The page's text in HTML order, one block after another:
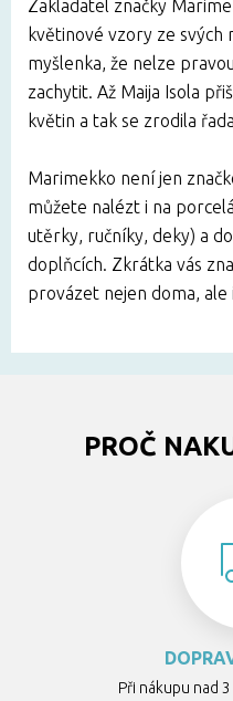
Zakladatel značky
květinové vzory ze svých
myšlenka, že nelze
zachytit. Až Maija Isola
květin a tak se zrodila
Marimekko není jen
můžete nalézt i na
utěrky, ručníky, deky) a
doplňcích. Zkrátka vás
provázet nejen doma,
PROČ
Při nákupu nad